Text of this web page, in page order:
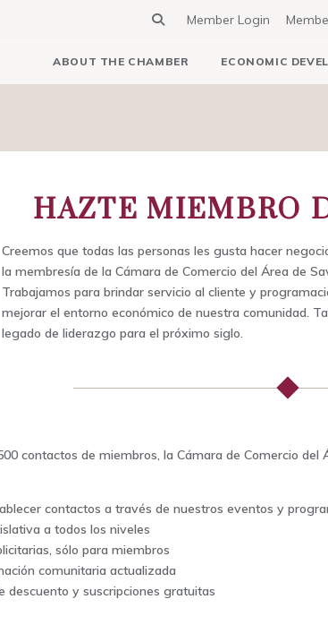
Member Login
ABOUT THE CHAMBER ECONOMIC
HAZTE MIEMBRO
Creemos que todas las personas les gusta hacer
la membresía de la Cámara de Comercio del Área de
Trabajamos para brindar servicio al cliente y
mejorar el entorno económico de nuestra comunidad.
legado de liderazgo para el próximo siglo.
contactos de miembros, la Cámara de Comercio
contactos a través de nuestros eventos y
a todos los niveles
sólo para miembros
comunitaria actualizada
descuento y suscripciones gratuitas